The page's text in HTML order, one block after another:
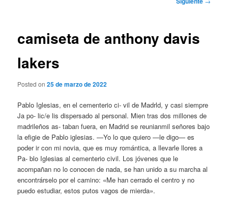
camiseta de anthony davis
lakers
Posted on25 de marzo de 2022
Pablo Iglesias, en el cementerio ci- vil de Madrld, y casi siempre
Ja po- lic/e lis dispersado al personal. Mien tras dos millones de
madrileños as- taban fuera, en Madrid se reunianmil señores bajo
la efigie de Pablo iglesias. —Yo lo que quiero —le digo— es
poder ir con mi novia, que es muy romántica, a llevarle llores a
Pa- blo Iglesias al cementerio civil. Los jóvenes que le
acompañan no lo conocen de nada, se han unido a su marcha al
encontrárselo por el camino: «Me han cerrado el centro y no
puedo estudiar, estos putos vagos de mierda».